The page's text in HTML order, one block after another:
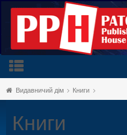
Видавничий дім Книги
Книги